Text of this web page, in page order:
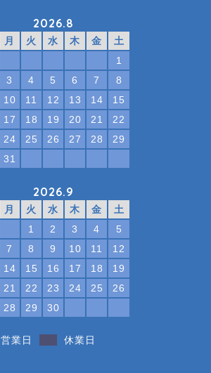
2026.8
月 火 水 木 金
土
1
3 4 5 6 7
8
10 11 12 13 14
15
17 18 19 20 21
22
24 25 26 27 28
29
31
2026.9
月 火 水 木 金
土
1
2 3 4
5
7 8 9 10 11
12
14 15 16 17 18
19
21 22 23 24 25
26
28 29 30
営業日 休業日